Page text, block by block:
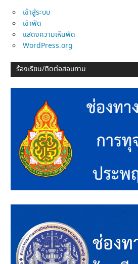
เข้าสู่ระบบ
เข้าฟีด
แสดงความเห็นฟีด
WordPress.org
ร้องเรียน/ติดต่อสอบถาม